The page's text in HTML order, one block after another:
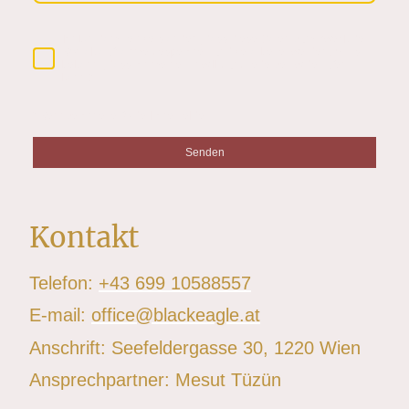
Senden
Kontakt
Telefon: +43 699 10588557
E-mail: office@blackeagle.at
Anschrift: Seefeldergasse 30, 1220 Wien
Ansprechpartner: Mesut Tüzün